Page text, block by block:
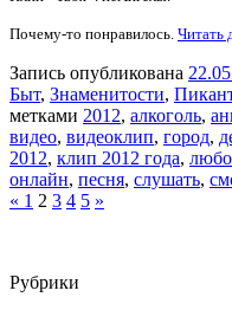
Почему-то понравилось. Читать
Запись опубликована
Быт, Знаменитости,
метками 2012, алкоголь,
видео, видеоклип, город,
2012, клип 2012 года,
онлайн, песня, слушать,
« 1 2 3 4 5 »
Рубрики